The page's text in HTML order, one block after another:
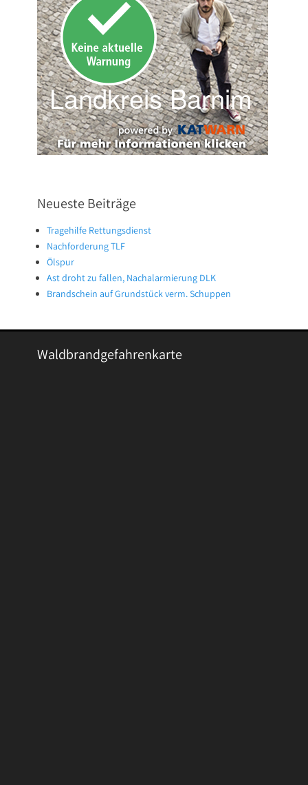
Neueste Beiträge
Tragehilfe Rettungsdienst
Nachforderung TLF
Ölspur
Ast droht zu fallen, Nachalarmierung DLK
Brandschein auf Grundstück verm. Schuppen
Waldbrandgefahrenkarte